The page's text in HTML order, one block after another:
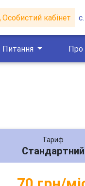
Особистий кабінет
Питання Про
Тариф
Стандартний